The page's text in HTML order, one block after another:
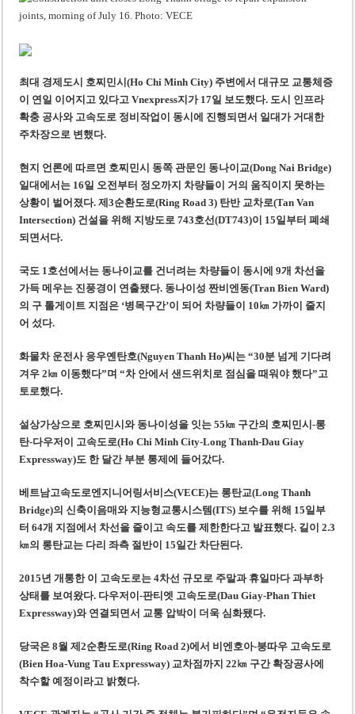
최대 경제도시 호찌민시(Ho Chi Minh City) 주변에서 대규모 교통체증
이 연일 이어지고 있다고 Vnexpress지가 17일 보도했다. 도시 인프라
확충 공사와 고속도로 정비작업이 동시에 진행되면서 일대가 거대한
주차장으로 변했다.
현지 언론에 따르면 호찌민시 동쪽 관문인 동나이교(Dong Nai Bridge)
일대에서는 16일 오전부터 정오까지 차량들이 거의 움직이지 못하는
상황이 벌어졌다. 제3순환도로(Ring Road 3) 탄반 교차로(Tan Van
Intersection) 건설을 위해 지방도로 743호선(DT743)이 15일부터 폐쇄
되면서다.
국도 1호선에서는 동나이교를 건너려는 차량들이 동시에 9개 차선을
가득 메우는 진풍경이 연출됐다. 동나이성 짠비엔동(Tran Bien Ward)
의 구 톨게이트 지점은 ‘병목구간’이 되어 차량들이 10㎞ 가까이 줄지
어 섰다.
화물차 운전사 응우옌탄호(Nguyen Thanh Ho)씨는 “30분 넘게 기다려
겨우 2㎞ 이동했다”며 “차 안에서 샌드위치로 점심을 때워야 했다”고
토로했다.
설상가상으로 호찌민시와 동나이성을 잇는 55㎞ 구간의 호찌민시-롱
탄-다우저이 고속도로(Ho Chi Minh City-Long Thanh-Dau Giay
Expressway)도 한 달간 부분 통제에 들어갔다.
베트남고속도로엔지니어링서비스(VECE)는 롱탄교(Long Thanh
Bridge)의 신축이음매와 지능형교통시스템(ITS) 보수를 위해 15일부
터 64개 지점에서 차선을 줄이고 속도를 제한한다고 발표했다. 길이 2.3
㎞의 롱탄교는 다리 좌측 절반이 15일간 차단된다.
2015년 개통한 이 고속도로는 4차선 규모로 주말과 휴일마다 과부하
상태를 보여왔다. 다우저이-판티엣 고속도로(Dau Giay-Phan Thiet
Expressway)와 연결되면서 교통 압박이 더욱 심화됐다.
당국은 8월 제2순환도로(Ring Road 2)에서 비엔호아-붕따우 고속도로
(Bien Hoa-Vung Tau Expressway) 교차점까지 22㎞ 구간 확장공사에
착수할 예정이라고 밝혔다.